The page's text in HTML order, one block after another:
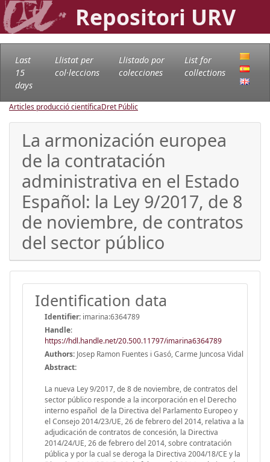
Repositori URV
Last
15
days
Llistat per
col·leccions
Llistado por
colecciones
List for
collections
Articles producció científicaDret Públic
La armonización europea
de la contratación
administrativa en el Estado
Español: la Ley 9/2017, de 8
de noviembre, de contratos
del sector público
Identification data
Identifier: imarina:6364789
Handle:
https://hdl.handle.net/20.500.11797/imarina6364789
Authors: Josep Ramon Fuentes i Gasó, Carme Juncosa Vidal
Abstract:
La nueva Ley 9/2017, de 8 de noviembre, de contratos del
sector público responde a la incorporación en el Derecho
interno español de la Directiva del Parlamento Europeo y
el Consejo 2014/23/UE, 26 de febrero del 2014, relativa a la
adjudicación de contratos de concesión, la Directiva
2014/24/UE, 26 de febrero del 2014, sobre contratación
pública y por la cual se deroga la Directiva 2004/18/CE y la